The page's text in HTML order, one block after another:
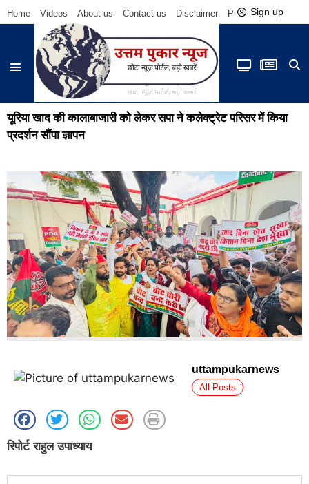
Home Videos About us Contact us Disclaimer Privacy Policy
Sign up
यूरिया खाद की कालाबाजारी को लेकर सपा ने कलेक्ट्रेट परिसर में किया
प्रदर्शन सौंपा ज्ञापन
uttampukarnews
All Posts
रिपोर्ट राहुल उपाध्याय